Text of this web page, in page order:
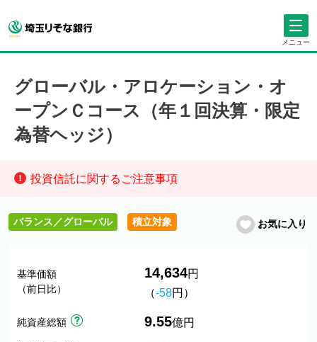
メニュー
グローバル・アロケーション・オ
ープンＣコース（年１回決算・限定
為替ヘッジ）
投資信託に関するご注意事項
バランス／グローバル 積立対象 お気に入り
基準価額
（前日比）
14,634円
（-58円）
純資産総額 9.55億円